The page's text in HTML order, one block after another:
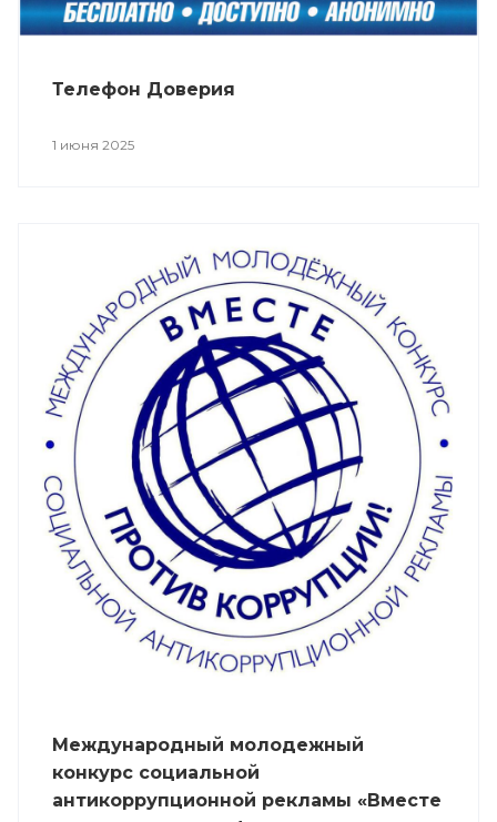
Телефон Доверия
1 июня 2025
Международный молодежный
конкурс социальной
антикоррупционной рекламы «Вместе